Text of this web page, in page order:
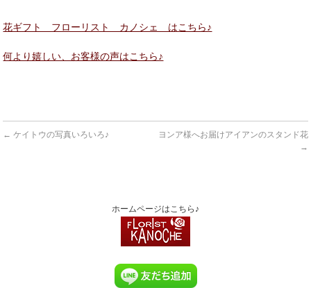
花ギフト フローリスト カノシェ はこちら♪
何より嬉しい、お客様の声はこちら♪
← ケイトウの写真いろいろ♪
ヨンア様へお届けアイアンのスタンド花
→
ホームページはこちら♪